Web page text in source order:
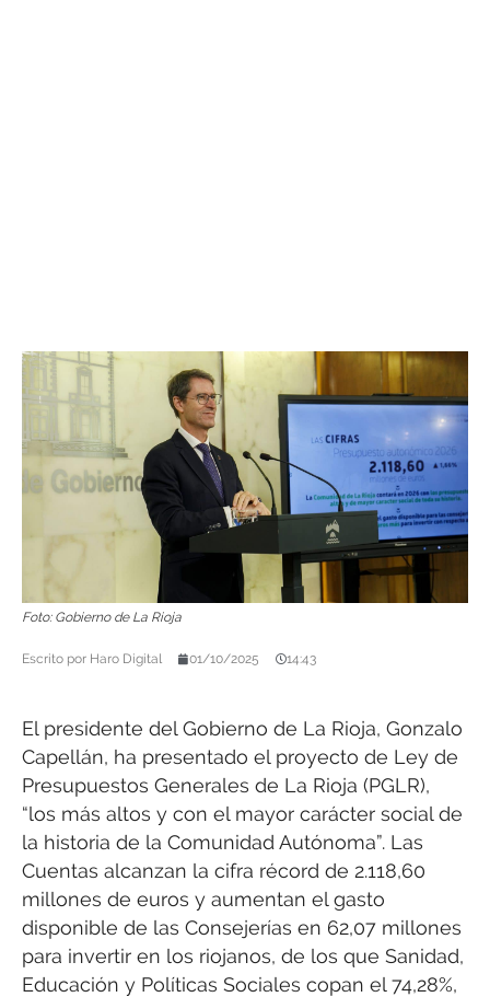
Foto: Gobierno de La Rioja
Escrito por Haro Digital 01/10/2025 14:43
El presidente del Gobierno de La Rioja, Gonzalo
Capellán, ha presentado el proyecto de Ley de
Presupuestos Generales de La Rioja (PGLR),
“los más altos y con el mayor carácter social de
la historia de la Comunidad Autónoma”. Las
Cuentas alcanzan la cifra récord de 2.118,60
millones de euros y aumentan el gasto
disponible de las Consejerías en 62,07 millones
para invertir en los riojanos, de los que Sanidad,
Educación y Políticas Sociales copan el 74,28%,